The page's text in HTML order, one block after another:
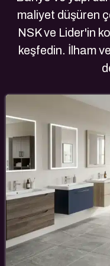
maliyet düşüren
NSK ve Lider'in
keşfedin. İlham